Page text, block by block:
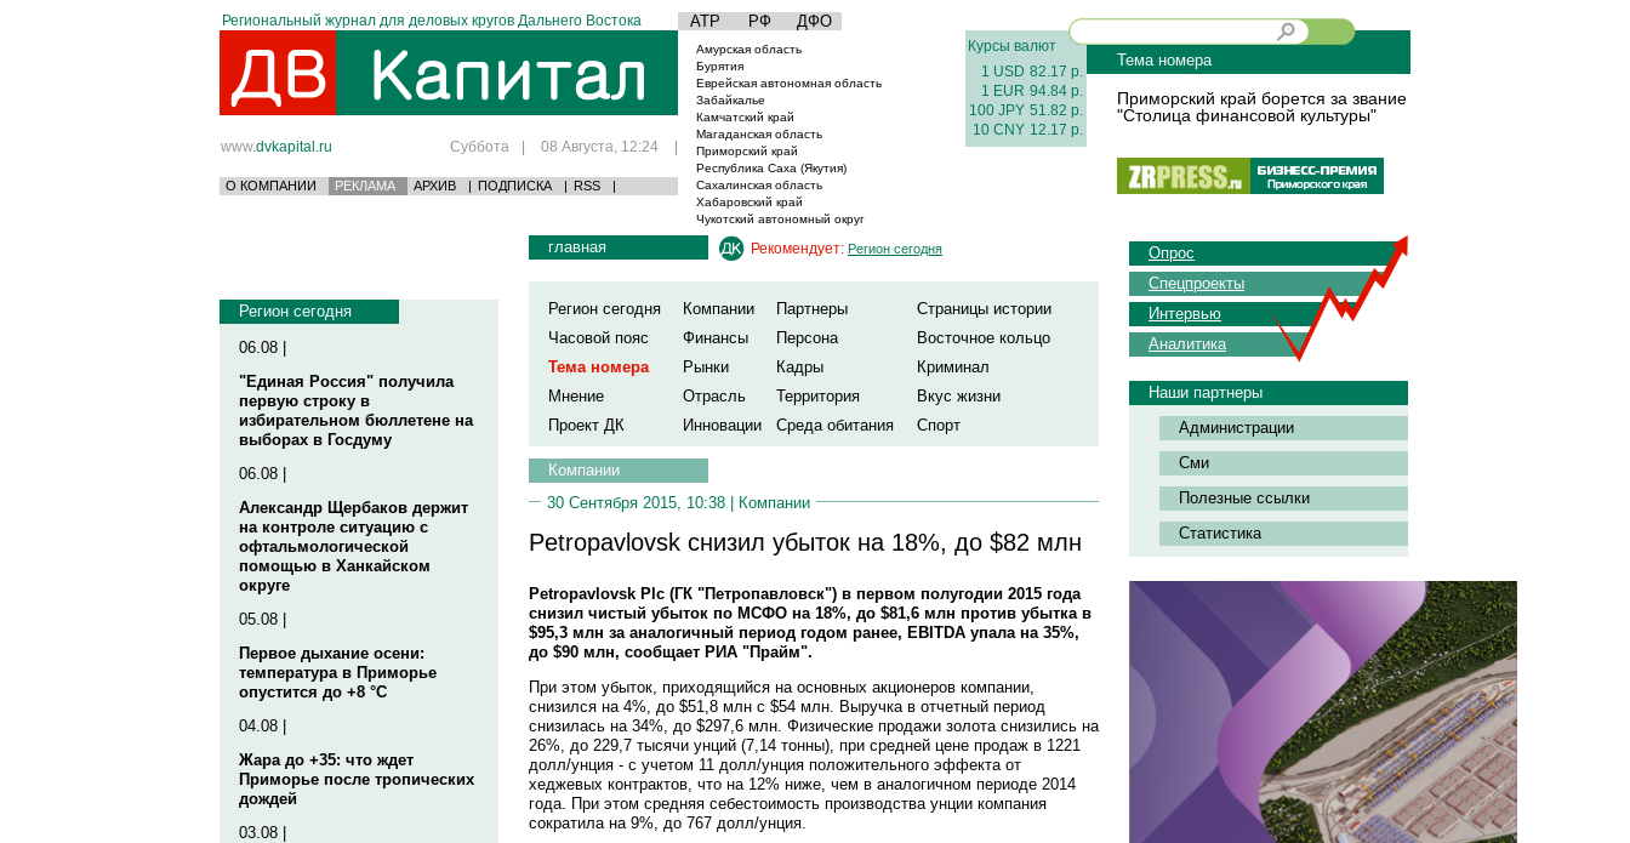
Региональный журнал для деловых кругов Дальнего Востока АТР РФ ДФО
www.dvkapital.ru Суббота | 08 Августа, 12:24 |
О КОМПАНИИ РЕКЛАМА АРХИВ | ПОДПИСКА | RSS |
Амурская область
Бурятия
Еврейская автономная область
Забайкалье
Камчатский край
Магаданская область
Приморский край
Республика Саха (Якутия)
Сахалинская область
Хабаровский край
Чукотский автономный округ
Курсы валют
1 USD 82.17 р.
1 EUR 94.84 р.
100 JPY 51.82 р.
10 CNY 12.17 р.
Тема номера
Приморский край борется за звание
"Столица финансовой культуры"
Регион сегодня
06.08 |
"Единая Россия" получила
первую строку в
избирательном бюллетене на
выборах в Госдуму
06.08 |
Александр Щербаков держит
на контроле ситуацию с
офтальмологической
помощью в Ханкайском
округе
05.08 |
Первое дыхание осени:
температура в Приморье
опустится до +8 °C
04.08 |
Жара до +35: что ждет
Приморье после тропических
дождей
03.08 |
главная Рекомендует: Регион сегодня
Регион сегодня Компании Партнеры
Страницы истории
Часовой пояс
Финансы Персона
Восточное кольцо
Тема номера
Рынки Кадры
Криминал
Мнение
Отрасль Территория
Вкус жизни
Проект ДК
Инновации Среда обитания Спорт
Компании
30 Сентября 2015, 10:38 | Компании
Petropavlovsk снизил убыток на 18%, до $82 млн
Petropavlovsk Plc (ГК "Петропавловск") в первом полугодии 2015 года
снизил чистый убыток по МСФО на 18%, до $81,6 млн против убытка в
$95,3 млн за аналогичный период годом ранее, EBITDA упала на 35%,
до $90 млн, сообщает РИА "Прайм".
При этом убыток, приходящийся на основных акционеров компании,
снизился на 4%, до $51,8 млн с $54 млн. Выручка в отчетный период
снизилась на 34%, до $297,6 млн. Физические продажи золота снизились на
26%, до 229,7 тысячи унций (7,14 тонны), при средней цене продаж в 1221
долл/унция - с учетом 11 долл/унция положительного эффекта от
хеджевых контрактов, что на 12% ниже, чем в аналогичном периоде 2014
года. При этом средняя себестоимость производства унции компания
сократила на 9%, до 767 долл/унция.
Опрос
Спецпроекты
Интервью
Аналитика
Наши партнеры
Администрации
Сми
Полезные ссылки
Статистика